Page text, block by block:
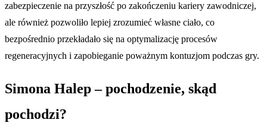
zabezpieczenie na przyszłość po zakończeniu kariery zawodniczej,
ale również pozwoliło lepiej zrozumieć własne ciało, co
bezpośrednio przekładało się na optymalizację procesów
regeneracyjnych i zapobieganie poważnym kontuzjom podczas gry.
Simona Halep – pochodzenie, skąd
pochodzi?